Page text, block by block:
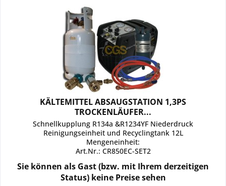
KÄLTEMITTEL ABSAUGSTATION 1,3PS
TROCKENLÄUFER...
Schnellkupplung R134a &R1234YF Niederdruck
Reinigungseinheit und Recyclingtank 12L
Mengeneinheit:
Art.Nr.: CR850EC-SET2
Sie können als Gast (bzw. mit Ihrem derzeitigen
Status) keine Preise sehen